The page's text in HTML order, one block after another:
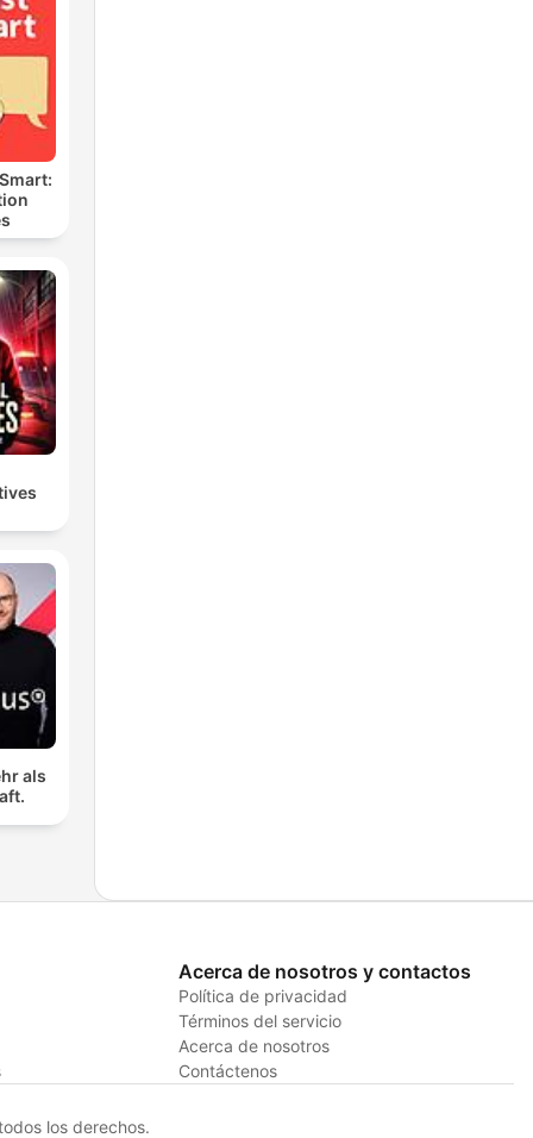
als
Acerca de nosotros y contactos
Política de privacidad
Términos del servicio
Acerca de nosotros
Contáctenos
los derechos.